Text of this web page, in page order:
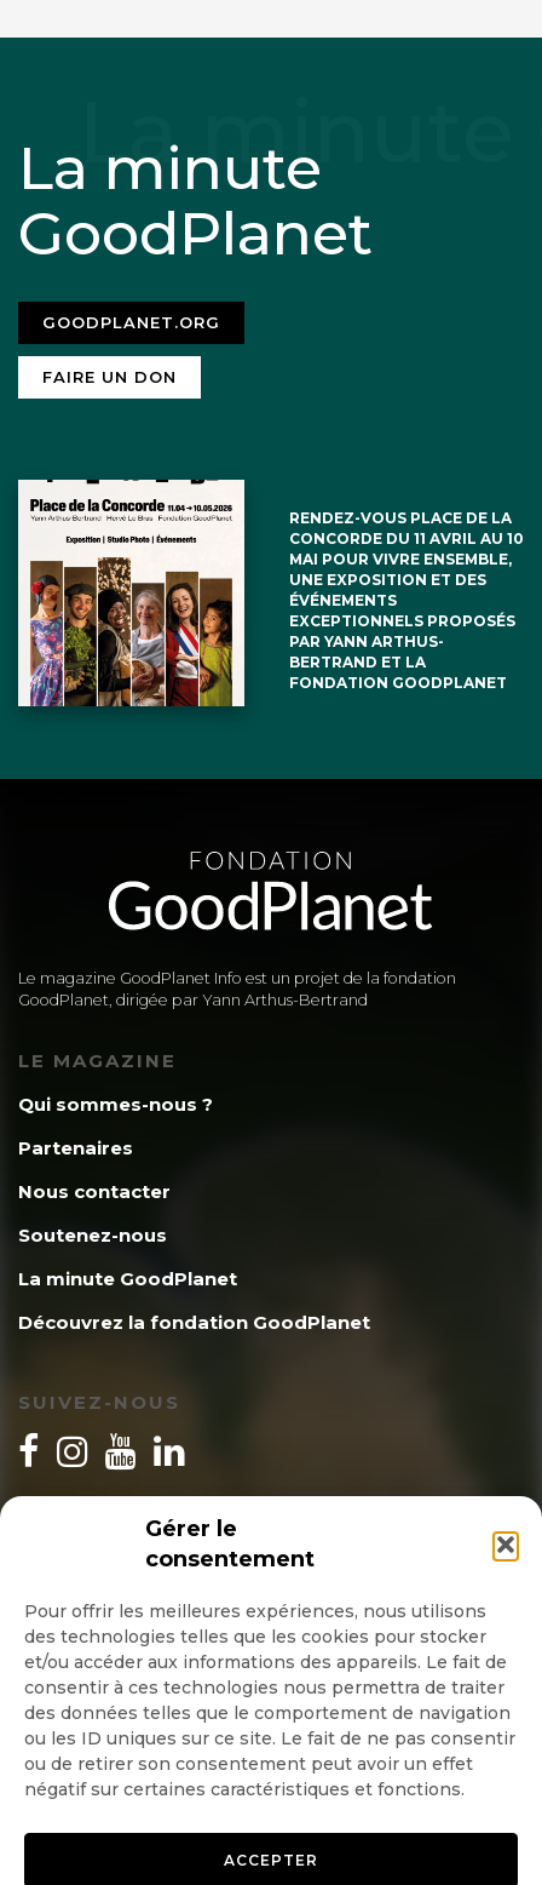
Gérer le
consentement
Pour offrir les meilleures expériences, nous utilisons
des technologies telles que les cookies pour stocker
et/ou accéder aux informations des appareils. Le fait de
consentir à ces technologies nous permettra de traiter
des données telles que le comportement de navigation
ou les ID uniques sur ce site. Le fait de ne pas consentir
ou de retirer son consentement peut avoir un effet
négatif sur certaines caractéristiques et fonctions.
ACCEPTER
La minute
GoodPlanet
GOODPLANET.ORG
FAIRE UN DON
RENDEZ-VOUS PLACE DE LA
CONCORDE DU 11 AVRIL AU 10
MAI POUR VIVRE ENSEMBLE,
UNE EXPOSITION ET DES
ÉVÉNEMENTS
EXCEPTIONNELS PROPOSÉS
PAR YANN ARTHUS-
BERTRAND ET LA
FONDATION GOODPLANET
Le magazine GoodPlanet Info est un projet de la fondation
GoodPlanet, dirigée par Yann Arthus-Bertrand
LE MAGAZINE
Qui sommes-nous ?
Partenaires
Nous contacter
Soutenez-nous
La minute GoodPlanet
Découvrez la fondation GoodPlanet
SUIVEZ-NOUS
INSCRIPTION NEWSLETTER
Quotidienne
Hebdo
OK